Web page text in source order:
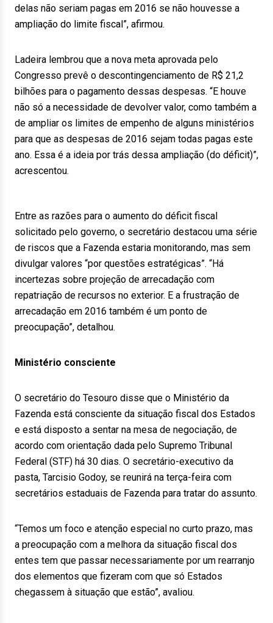
delas não seriam pagas em 2016 se não houvesse a
ampliação do limite fiscal”, afirmou.
Ladeira lembrou que a nova meta aprovada pelo
Congresso prevê o descontingenciamento de R$ 21,2
bilhões para o pagamento dessas despesas. “E houve
não só a necessidade de devolver valor, como também a
de ampliar os limites de empenho de alguns ministérios
para que as despesas de 2016 sejam todas pagas este
ano. Essa é a ideia por trás dessa ampliação (do déficit)”,
acrescentou.
Entre as razões para o aumento do déficit fiscal
solicitado pelo governo, o secretário destacou uma série
de riscos que a Fazenda estaria monitorando, mas sem
divulgar valores “por questões estratégicas”. “Há
incertezas sobre projeção de arrecadação com
repatriação de recursos no exterior. E a frustração de
arrecadação em 2016 também é um ponto de
preocupação”, detalhou.
Ministério consciente
O secretário do Tesouro disse que o Ministério da
Fazenda está consciente da situação fiscal dos Estados
e está disposto a sentar na mesa de negociação, de
acordo com orientação dada pelo Supremo Tribunal
Federal (STF) há 30 dias. O secretário-executivo da
pasta, Tarcisio Godoy, se reunirá na terça-feira com
secretários estaduais de Fazenda para tratar do assunto.
“Temos um foco e atenção especial no curto prazo, mas
a preocupação com a melhora da situação fiscal dos
entes tem que passar necessariamente por um rearranjo
dos elementos que fizeram com que só Estados
chegassem à situação que estão”, avaliou.